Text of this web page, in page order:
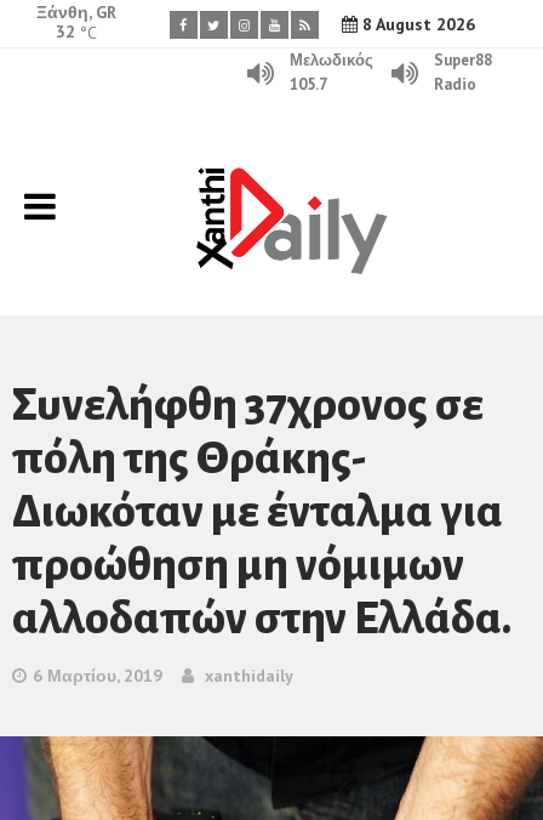
8 August 2026
Ξάνθη, GR
32 °C
Μελωδικός
105.7
Super88
Radio
Συνελήφθη 37χρονος σε
πόλη της Θράκης-
Διωκόταν με ένταλμα για
προώθηση μη νόμιμων
αλλοδαπών στην Ελλάδα.
6 Μαρτίου, 2019 xanthidaily